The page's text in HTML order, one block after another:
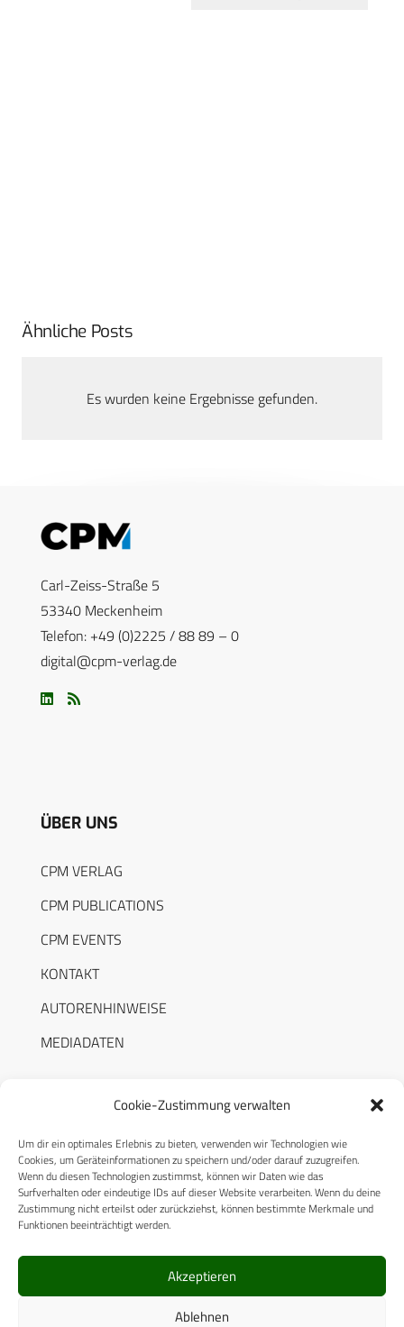
Cookie-Zustimmung verwalten
Um dir ein optimales Erlebnis zu bieten, verwenden wir Technologien wie
Cookies, um Geräteinformationen zu speichern und/oder darauf zuzugreifen.
Wenn du diesen Technologien zustimmst, können wir Daten wie das
Surfverhalten oder eindeutige IDs auf dieser Website verarbeiten. Wenn du deine
Zustimmung nicht erteilst oder zurückziehst, können bestimmte Merkmale und
Funktionen beeinträchtigt werden.
Akzeptieren
Ablehnen
Ähnliche Posts
Es wurden keine Ergebnisse gefunden.
Carl-Zeiss-Straße 5
53340 Meckenheim
Telefon: +49 (0)2225 / 88 89 – 0
digital@cpm-verlag.de
ÜBER UNS
CPM VERLAG
CPM PUBLICATIONS
CPM EVENTS
KONTAKT
AUTORENHINWEISE
MEDIADATEN
RECHTLICHES
Datenschutzerklärung
Cookie-Richtlinie (EU)